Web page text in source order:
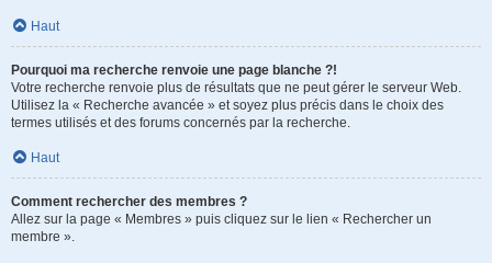
Haut
Pourquoi ma recherche renvoie une page blanche ?!
Votre recherche renvoie plus de résultats que ne peut gérer le serveur Web.
Utilisez la « Recherche avancée » et soyez plus précis dans le choix des
termes utilisés et des forums concernés par la recherche.
Haut
Comment rechercher des membres ?
Allez sur la page « Membres » puis cliquez sur le lien « Rechercher un
membre ».